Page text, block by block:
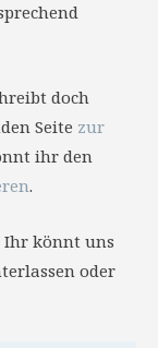
doch
Seite zur
ihr den
.
könnt uns
oder